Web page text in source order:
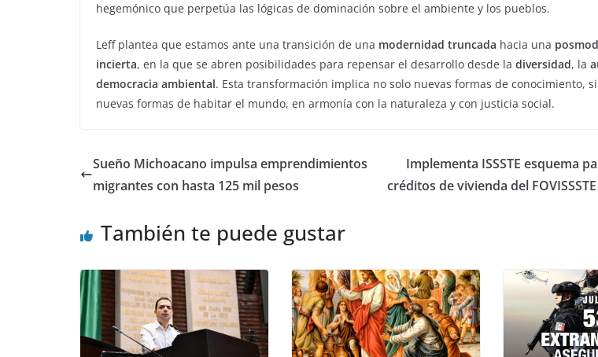
hegemónico que perpetúa las lógicas de dominación sobre el ambiente y los pueblos.
Leff plantea que estamos ante una transición de una modernidad truncada hacia una
incierta, en la que se abren posibilidades para repensar el desarrollo desde la diversidad, la
democracia ambiental. Esta transformación implica no solo nuevas formas de conocimiento,
nuevas formas de habitar el mundo, en armonía con la naturaleza y con justicia social.
Sueño Michoacano impulsa emprendimientos
migrantes con hasta 125 mil pesos
Implementa ISSSTE esquema
créditos de vivienda del
También te puede gustar